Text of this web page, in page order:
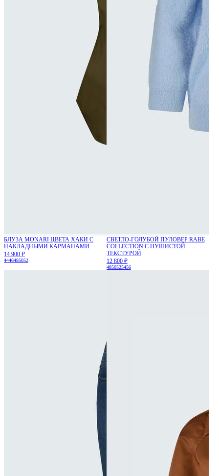
БЛУЗА MONARI ЦВЕТА ХАКИ С
НАКЛАДНЫМИ КАРМАНАМИ
14 900 ₽
4446485052
СВЕТЛО-ГОЛУБОЙ ПУЛОВЕР RABE
COLLECTION С ПУШИСТОЙ
ТЕКСТУРОЙ
12 800 ₽
4850525456